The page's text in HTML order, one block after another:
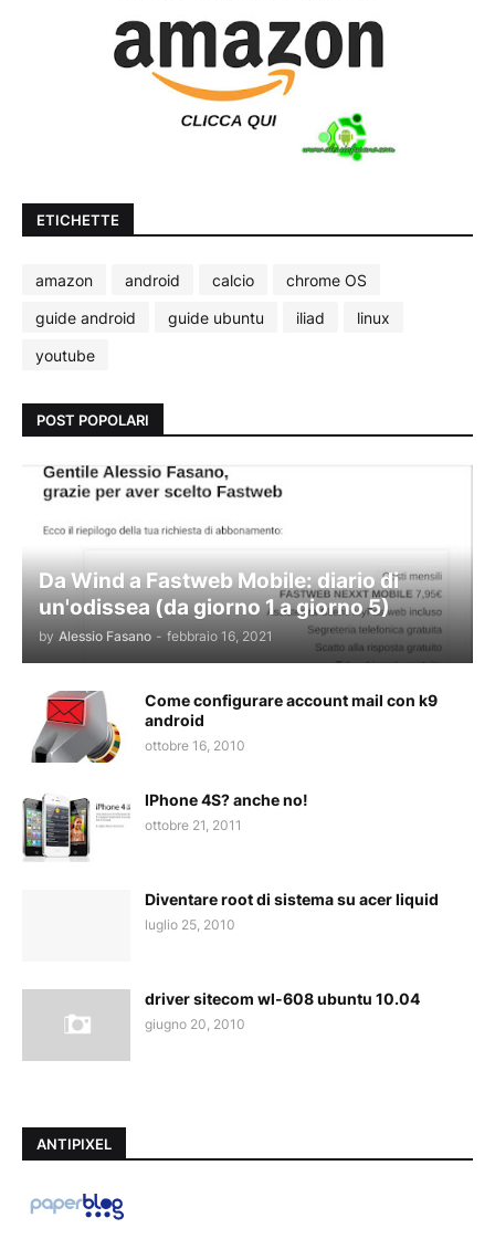
ETICHETTE
amazon android calcio
chrome OS
guide android
guide ubuntu iliad
linux
youtube
POST POPOLARI
Da Wind a Fastweb Mobile: diario di
un'odissea (da giorno 1 a giorno 5)
by Alessio Fasano - febbraio 16, 2021
Come configurare account mail con k9
android
ottobre 16, 2010
IPhone 4S? anche no!
ottobre 21, 2011
Diventare root di sistema su acer liquid
luglio 25, 2010
driver sitecom wl-608 ubuntu 10.04
giugno 20, 2010
ANTIPIXEL